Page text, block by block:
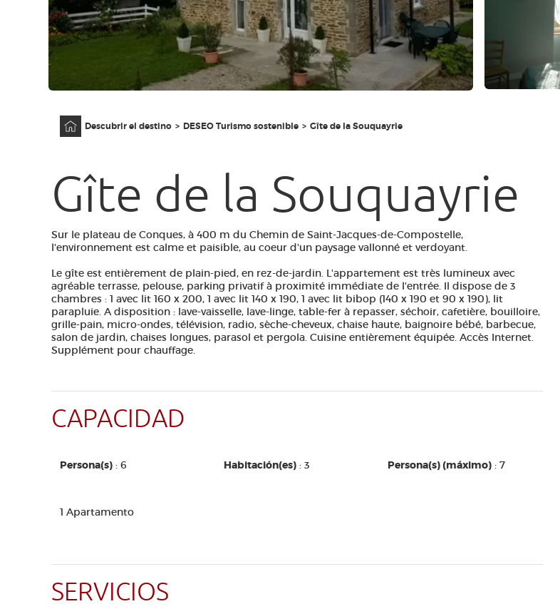
Descubrir el destino DESEO Turismo sostenible Gîte de la Souquayrie
Gîte de la Souquayrie
Sur le plateau de Conques, à 400 m du Chemin de Saint-Jacques-de-Compostelle,
l'environnement est calme et paisible, au coeur d'un paysage vallonné et verdoyant.
Le gîte est entièrement de plain-pied, en rez-de-jardin. L'appartement est très lumineux avec
agréable terrasse, pelouse, parking privatif à proximité immédiate de l'entrée. Il dispose de 3
chambres : 1 avec lit 160 x 200, 1 avec lit 140 x 190, 1 avec lit bibop (140 x 190 et 90 x 190), lit
parapluie. A disposition : lave-vaisselle, lave-linge, table-fer à repasser, séchoir, cafetière, bouilloire,
grille-pain, micro-ondes, télévision, radio, sèche-cheveux, chaise haute, baignoire bébé, barbecue,
salon de jardin, chaises longues, parasol et pergola. Cuisine entièrement équipée. Accès Internet.
Supplément pour chauffage.
CAPACIDAD
Persona(s) : 6 Habitación(es) : 3 Persona(s) (máximo) : 7
1 Apartamento
SERVICIOS